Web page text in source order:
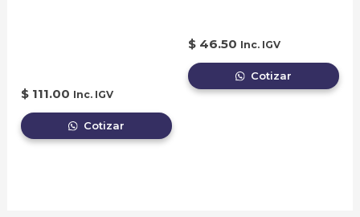
$ 111.00 Inc. IGV
Cotizar
$ 46.50 Inc. IGV
Cotizar